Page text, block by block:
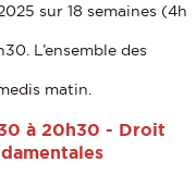
sur 18 semaines (4h
L’ensemble des
matin.
à 20h30 - Droit